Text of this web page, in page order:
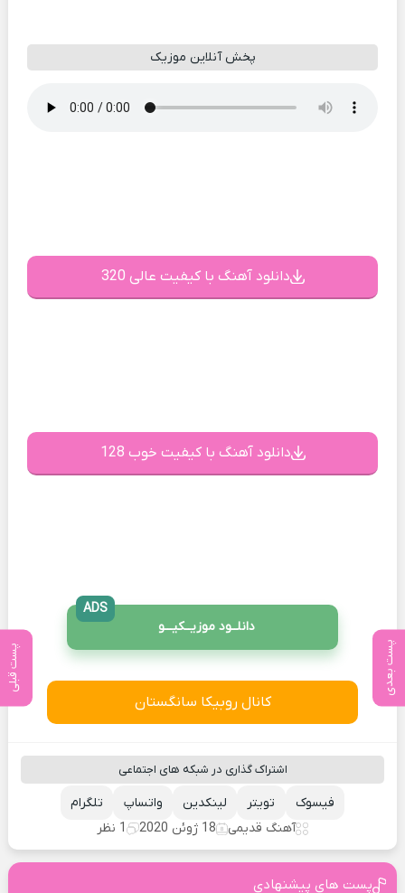
پست بعدی پست قبلی
پخش آنلاین موزیک
دانلود آهنگ با کیفیت عالی 320
دانلود آهنگ با کیفیت خوب 128
دانلــود موزیــکیـــو
ADS
کانال روبیکا سانگستان
اشتراک گذاری در شبکه های اجتماعی
تلگرام واتساپ لینکدین تویتر
فیسوک
آهنگ قدیمی
18 ژوئن 2020 1 نظر
پست های پیشنهادی